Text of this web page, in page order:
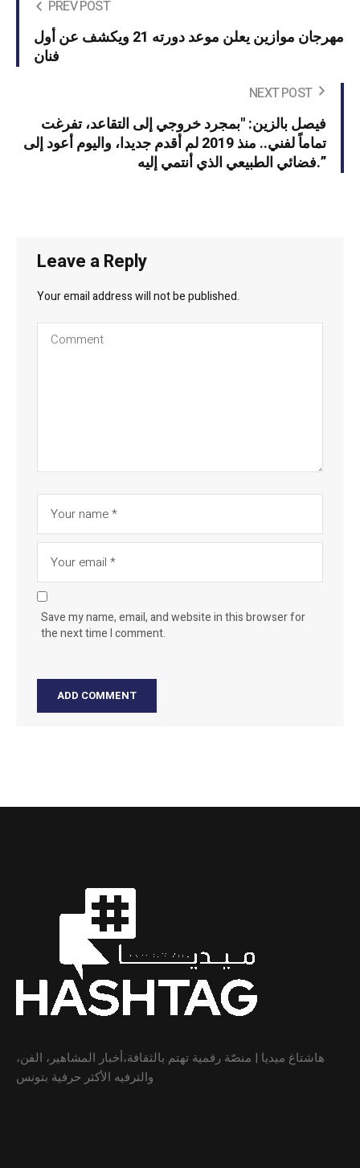
PREV POST
مهرجان موازين يعلن موعد دورته 21 ويكشف عن أول
فنان
NEXT POST
فيصل بالزين: "بمجرد خروجي إلى التقاعد، تفرغت
تماماً لفني.. منذ 2019 لم أقدم جديدا، واليوم أعود إلى
فضائي الطبيعي الذي أنتمي إليه.”
Leave a Reply
Your email address will not be published.
Save my name, email, and website in this browser for
the next time I comment.
هاشتاغ ميديا | منصّة رقمية تهتم بالثقافة،أخبار المشاهير، الفن،
والترفيه الأكثر حرفية بتونس